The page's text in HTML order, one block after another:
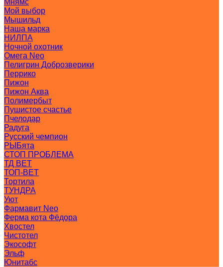
Мнямс
Мой выбор
Мышильд
Наша марка
НИЛПА
Ночной охотник
Омега Neo
Пелигрин Доброзверики
Перрико
Пижон
Пижон Аква
Полимербыт
Пушистое счастье
Пчелодар
Радуга
Русский чемпион
РЫБята
СТОП ПРОБЛЕМА
ТД ВЕТ
ТОП-ВЕТ
Тортила
ТУНДРА
Уют
Фармавит Neo
Ферма кота Фёдора
Хвостел
Чистотел
Экософт
Эльф
Юнитабс